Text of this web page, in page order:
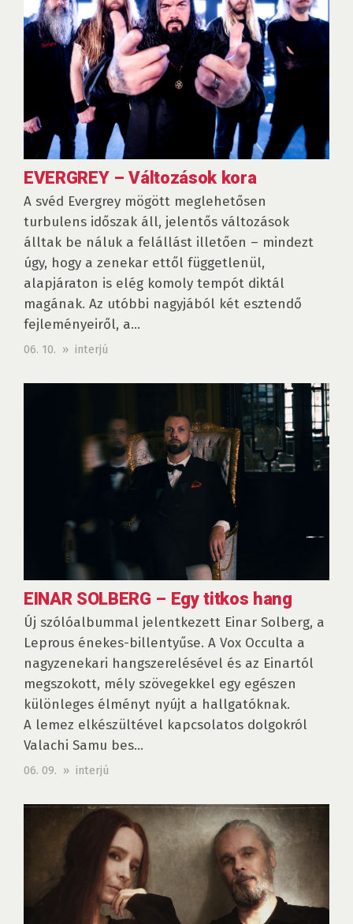
EVERGREY – Változások kora
A svéd Evergrey mögött meglehetősen
turbulens időszak áll, jelentős változások
álltak be náluk a felállást illetően – mindezt
úgy, hogy a zenekar ettől függetlenül,
alapjáraton is elég komoly tempót diktál
magának. Az utóbbi nagyjából két esztendő
fejleményeiről, a...
06. 10. » interjú
EINAR SOLBERG – Egy titkos hang
Új szólóalbummal jelentkezett Einar Solberg, a
Leprous énekes-billentyűse. A Vox Occulta a
nagyzenekari hangszerelésével és az Einartól
megszokott, mély szövegekkel egy egészen
különleges élményt nyújt a hallgatóknak.
A lemez elkészültével kapcsolatos dolgokról
Valachi Samu bes...
06. 09. » interjú